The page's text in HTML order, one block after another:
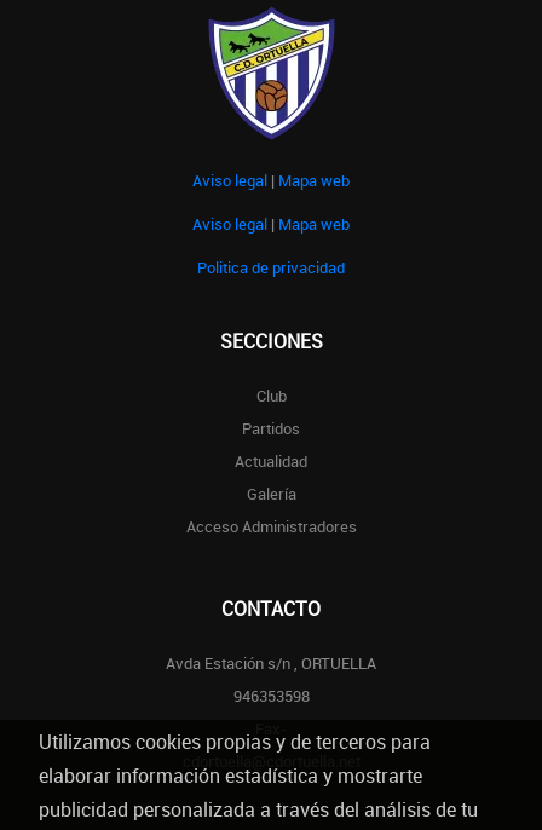
Aviso legal | Mapa web
Aviso legal | Mapa web
Politica de privacidad
SECCIONES
Club
Partidos
Actualidad
Galería
Acceso Administradores
CONTACTO
Avda Estación s/n , ORTUELLA
946353598
Utilizamos cookies propias y de terceros para
elaborar información estadística y mostrarte
publicidad personalizada a través del análisis de tu